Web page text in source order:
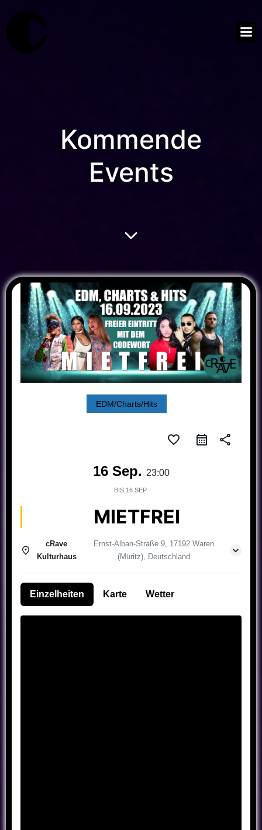
Kommende
Events
EDM/Charts/Hits
favorite_border share
16 Sep. 23:00
BIS 16 SEP.
MIETFREI
cRave
Kulturhaus
Ernst-Alban-Straße 9, 17192 Waren
(Müritz), Deutschland
Einzelheiten Karte Wetter